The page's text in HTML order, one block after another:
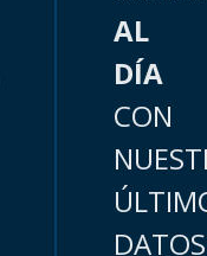
AL
DÍA
CON
DATOS